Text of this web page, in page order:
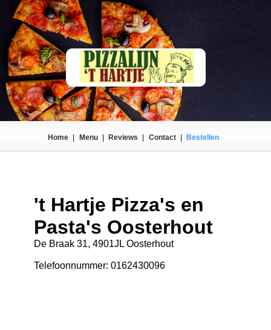
Home Menu Reviews Contact Bestellen
't Hartje Pizza's en
Pasta's Oosterhout
De Braak 31, 4901JL Oosterhout
Telefoonnummer: 0162430096